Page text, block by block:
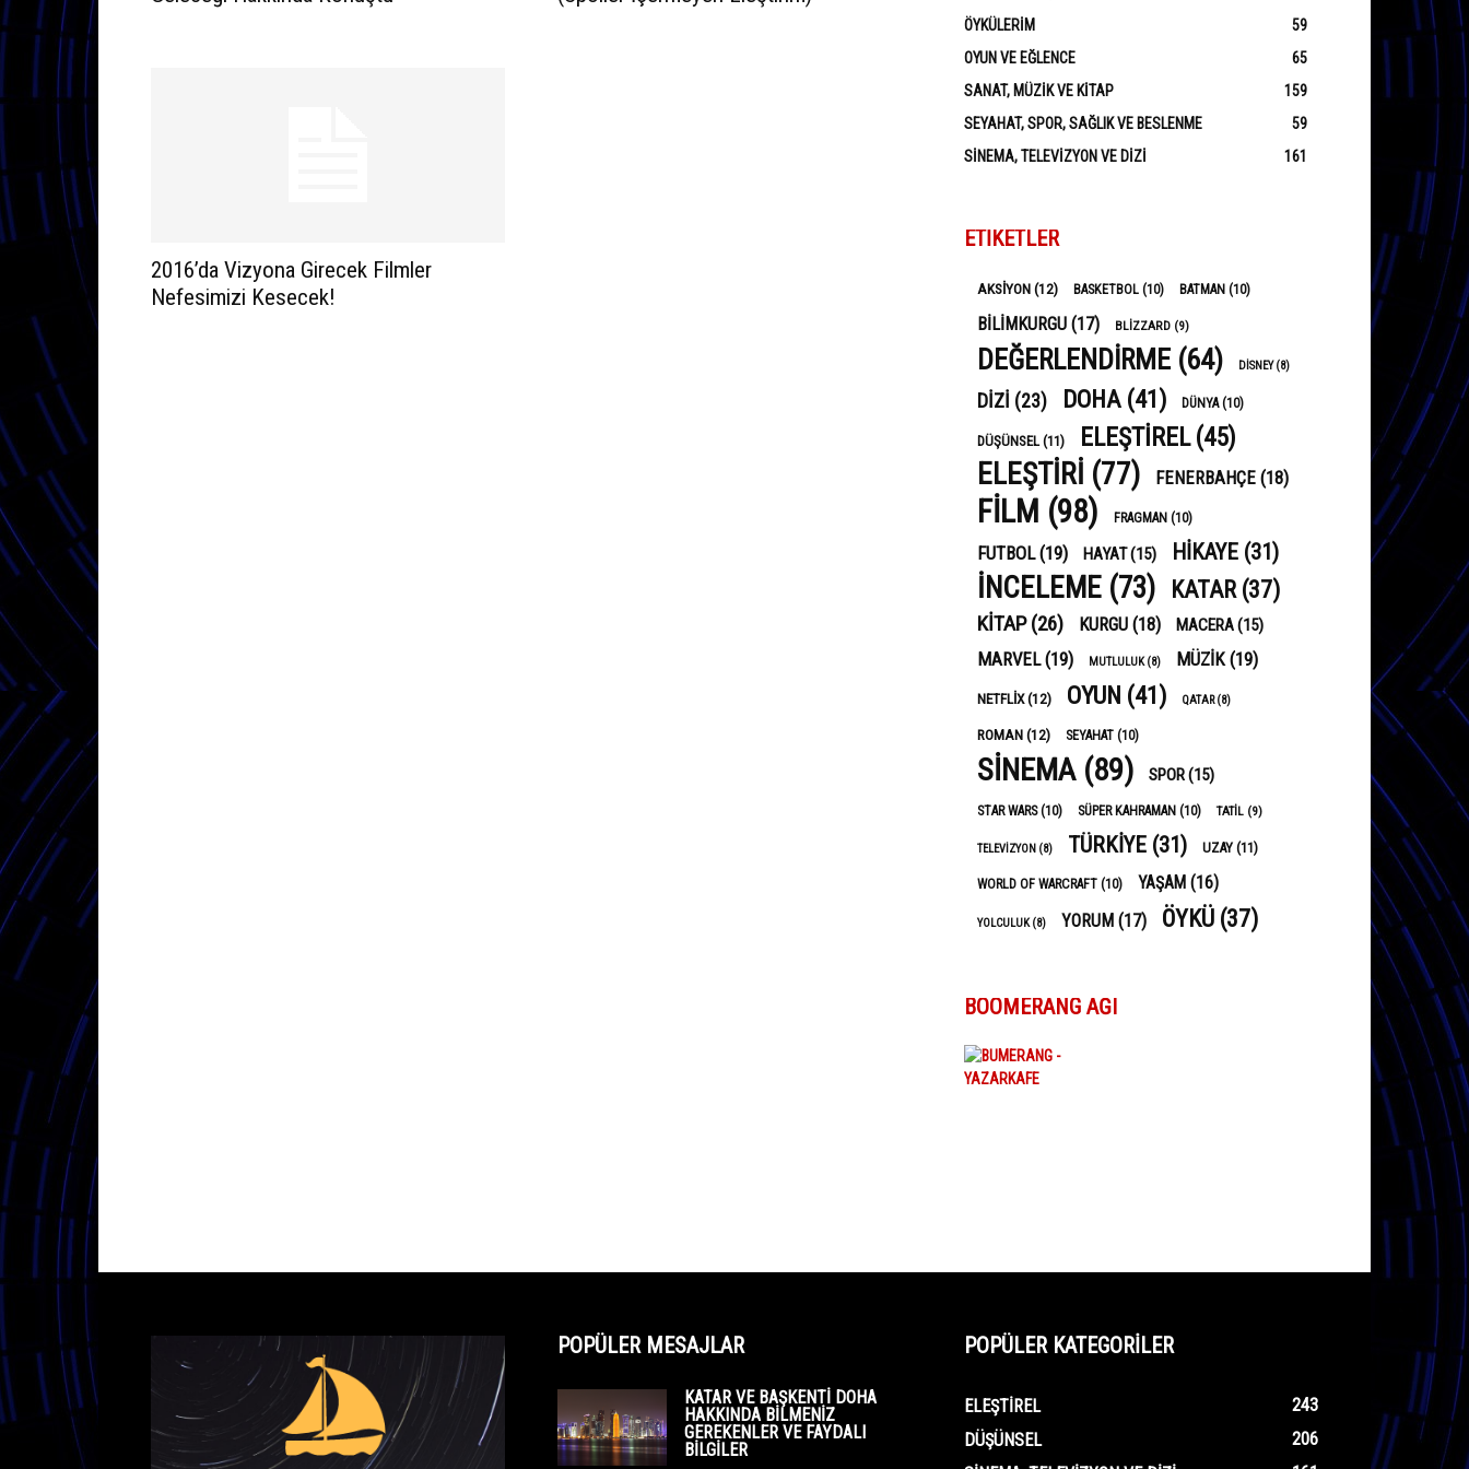
2016’da Vizyona Girecek Filmler
Nefesimizi Kesecek!
ÖYKÜLERIM
59
OYUN VE EĞLENCE
65
SANAT, MÜZIK VE KITAP
159
SEYAHAT, SPOR, SAĞLIK VE BESLENME
59
SINEMA, TELEVIZYON VE DIZI
161
ETIKETLER
AKSIYON(12) BASKETBOL (10) BATMAN (10)
BILIMKURGU (17) BLIZZARD (9)
DEĞERLENDIRME (64) DISNEY(8)
DIZI (23) DOHA (41) DÜNYA(10)
DÜŞÜNSEL(11) ELEŞTIREL(45)
ELEŞTIRI (77) FENERBAHÇE (18)
FILM (98) FRAGMAN (10)
FUTBOL(19) HAYAT(15) HIKAYE (31)
INCELEME (73) KATAR(37)
KITAP(26) KURGU (18) MACERA(15)
MARVEL(19) MUTLULUK(8) MÜZIK(19)
NETFLIX(12) OYUN (41) QATAR(8)
ROMAN(12) SEYAHAT (10)
SINEMA(89) SPOR(15)
STAR WARS(10) SÜPER KAHRAMAN (10) TATIL (9)
TELEVIZYON (8) TÜRKIYE (31) UZAY (11)
WORLD OF WARCRAFT (10) YAŞAM (16)
YOLCULUK(8) YORUM (17) ÖYKÜ (37)
BOOMERANG AĞI
POPÜLER MESAJLAR
KATAR VE BAŞKENTI DOHA
HAKKINDA BILMENIZ
GEREKENLER VE FAYDALI
BILGILER
POPÜLER KATEGORİLER
ELEŞTIREL
243
DÜŞÜNSEL
206